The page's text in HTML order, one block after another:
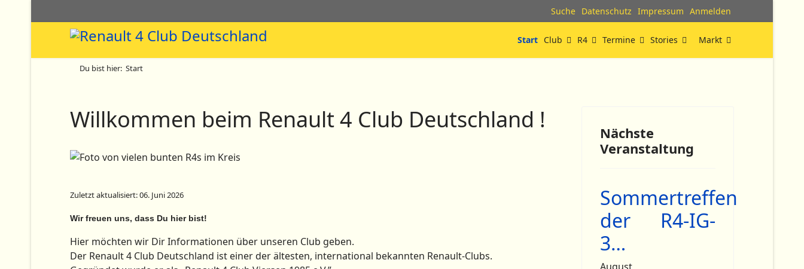
Suche Datenschutz Impressum Anmelden
Start Club R4 Termine Stories Markt
Du bist hier: Start
Willkommen beim Renault 4 Club Deutschland !
Zuletzt aktualisiert: 06. Juni 2026
Wir freuen uns, dass Du hier bist!
Hier möchten wir Dir Informationen über unseren Club geben.
Der Renault 4 Club Deutschland ist einer der ältesten, international bekannten Renault-Clubs.
Nächste
Veranstaltung
Sommertreffen
der R4-IG-
3…